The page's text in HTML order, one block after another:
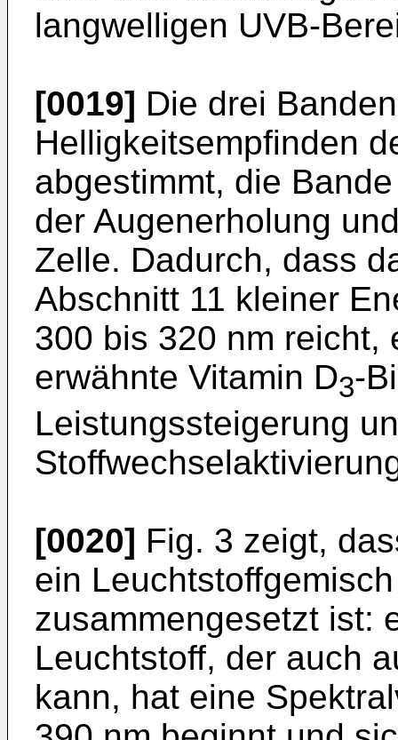
langwelligen UVB-
[0019] Die drei
Helligkeitsempfinden
abgestimmt, die
der Augenerholung
Zelle. Dadurch, dass
Abschnitt 11 kleiner
300 bis 320 nm reicht,
erwähnte Vitamin D3-
Leistungssteigerung
[0020] Fig. 3 zeigt,
ein
zusammengesetzt ist:
Leuchtstoff, der auch
kann, hat eine